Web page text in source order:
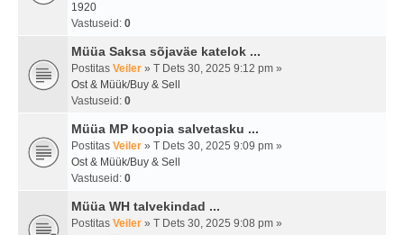
1920
Vastuseid: 0
Müüa Saksa sõjaväe katelok ...
Postitas Veiler » T Dets 30, 2025 9:12 pm »
Ost & Müük/Buy & Sell
Vastuseid: 0
Müüa MP koopia salvetasku ...
Postitas Veiler » T Dets 30, 2025 9:09 pm »
Ost & Müük/Buy & Sell
Vastuseid: 0
Müüa WH talvekindad ...
Postitas Veiler » T Dets 30, 2025 9:08 pm »